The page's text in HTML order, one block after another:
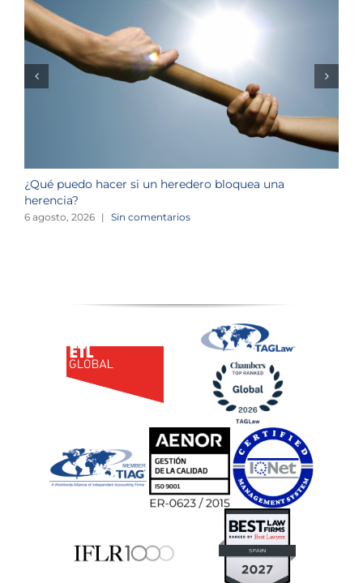
¿Qué puedo hacer si un heredero bloquea una
herencia?
6 agosto, 2026 | Sin comentarios